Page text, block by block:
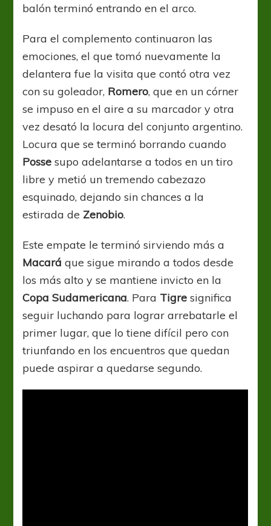
balón terminó entrando en el arco.
Para el complemento continuaron las
emociones, el que tomó nuevamente la
delantera fue la visita que contó otra vez
con su goleador, Romero, que en un córner
se impuso en el aire a su marcador y otra
vez desató la locura del conjunto argentino.
Locura que se terminó borrando cuando
Possesupo adelantarse a todos en un tiro
libre y metió un tremendo cabezazo
esquinado, dejando sin chances a la
estirada de Zenobio.
Este empate le terminó sirviendo más a
Macaráque sigue mirando a todos desde
los más alto y se mantiene invicto en la
Copa Sudamericana. Para Tigresignifica
seguir luchando para lograr arrebatarle el
primer lugar, que lo tiene difícil pero con
triunfando en los encuentros que quedan
puede aspirar a quedarse segundo.